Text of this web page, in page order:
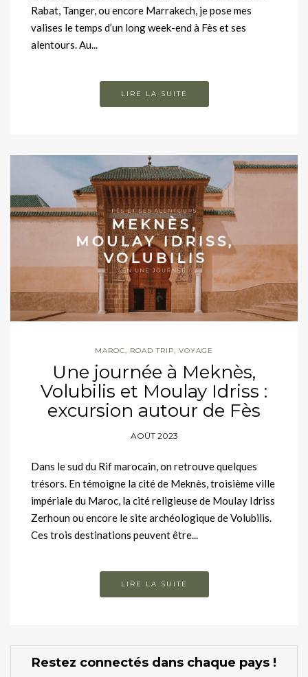
Rabat, Tanger, ou encore Marrakech, je pose mes
valises le temps d’un long week-end à Fès et ses
alentours. Au...
LIRE LA SUITE
MAROC ROAD TRIP VOYAGE
Une journée à Meknès,
Volubilis et Moulay Idriss :
excursion autour de Fès
AOÛT 2023
Dans le sud du Rif marocain, on retrouve quelques
trésors. En témoigne la cité de Meknès, troisième ville
impériale du Maroc, la cité religieuse de Moulay Idriss
Zerhoun ou encore le site archéologique de Volubilis.
Ces trois destinations peuvent être...
LIRE LA SUITE
Restez connectés dans chaque pays !